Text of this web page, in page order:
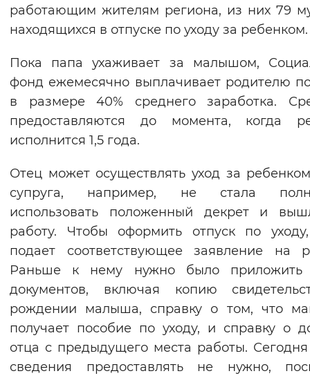
Цвет сайта
Синий фон
Изображения
Включены
Звуковой ассистент
Воспроизвести Остановить
Вернуть стандартные настройки
работающим жителям региона, из них 79
находящихся в отпуске по уходу за ребенком.
Пока папа ухаживает за малышом,
фонд ежемесячно выплачивает родителю
в размере 40% среднего заработка.
предоставляются до момента, когда
исполнится 1,5 года.
Отец может осуществлять уход за
супруга, например, не стала
использовать положенный декрет и
работу. Чтобы оформить отпуск по
подает соответствующее заявление на
Раньше к нему нужно было приложить
документов, включая копию
рождении малыша, справку о том, что
получает пособие по уходу, и справку о
отца с предыдущего места работы. Сегодня
сведения предоставлять не нужно,